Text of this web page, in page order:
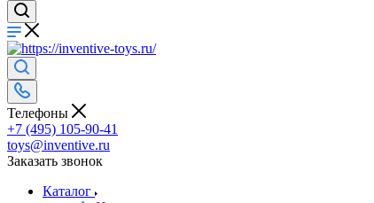
Телефоны
+7 (495) 105-90-41
toys@inventive.ru
Заказать звонок
Каталог